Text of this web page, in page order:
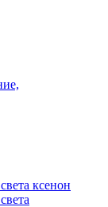
ксенон